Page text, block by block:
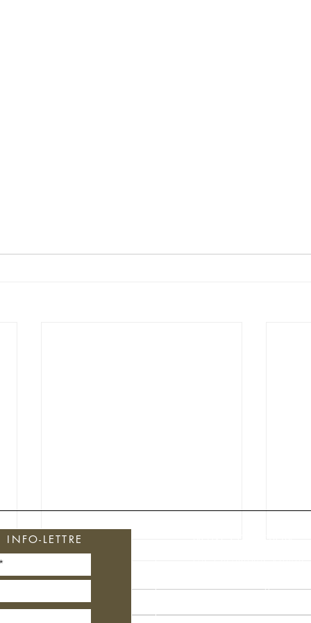
LETTRE